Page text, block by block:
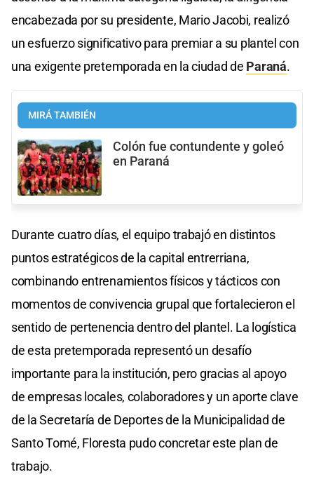
encabezada por su presidente, Mario Jacobi, realizó
un esfuerzo significativo para premiar a su plantel con
una exigente pretemporada en la ciudad de Paraná.
MIRÁ TAMBIÉN
Colón fue contundente y goleó
en Paraná
Durante cuatro días, el equipo trabajó en distintos
puntos estratégicos de la capital entrerriana,
combinando entrenamientos físicos y tácticos con
momentos de convivencia grupal que fortalecieron el
sentido de pertenencia dentro del plantel. La logística
de esta pretemporada representó un desafío
importante para la institución, pero gracias al apoyo
de empresas locales, colaboradores y un aporte clave
de la Secretaría de Deportes de la Municipalidad de
Santo Tomé, Floresta pudo concretar este plan de
trabajo.